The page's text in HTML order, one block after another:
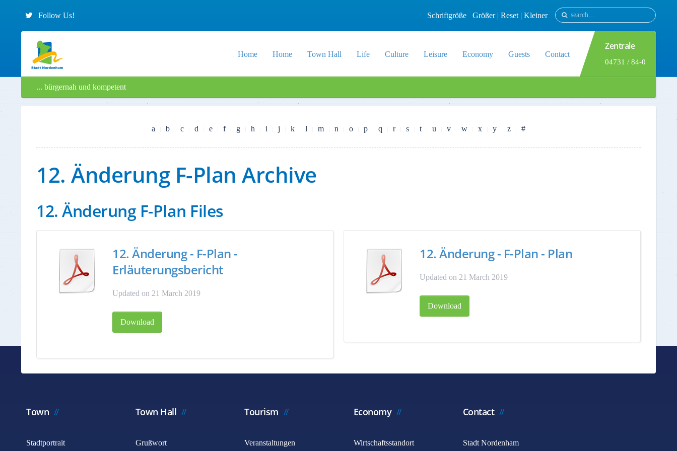
Follow Us! Schriftgröße Größer| Reset | Kleiner
Home Home Town Hall Life Culture Leisure Economy Guests Contact
Zentrale
04731 / 84-0
... bürgernah und kompetent
a b c d e f g h i j k l m n o p q r s t u v w x y z #
12. Änderung F-Plan Archive
12. Änderung F-Plan Files
12. Änderung - F-Plan -
Erläuterungsbericht
Updated on 21 March 2019
Download
12. Änderung - F-Plan - Plan
Updated on 21 March 2019
Download
Town
Stadtportrait
Town Hall
Grußwort
Tourism
Veranstaltungen
Economy
Wirtschaftsstandort
Contact
Stadt Nordenham